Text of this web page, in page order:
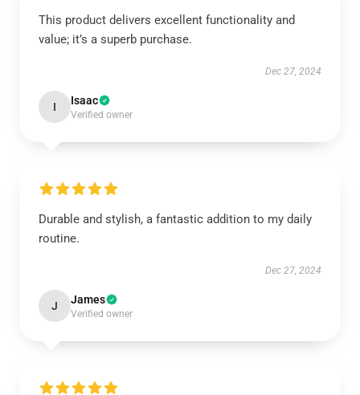
This product delivers excellent functionality and
value; it’s a superb purchase.
Dec 27, 2024
I Isaac
Verified owner
Durable and stylish, a fantastic addition to my daily
routine.
Dec 27, 2024
J James
Verified owner